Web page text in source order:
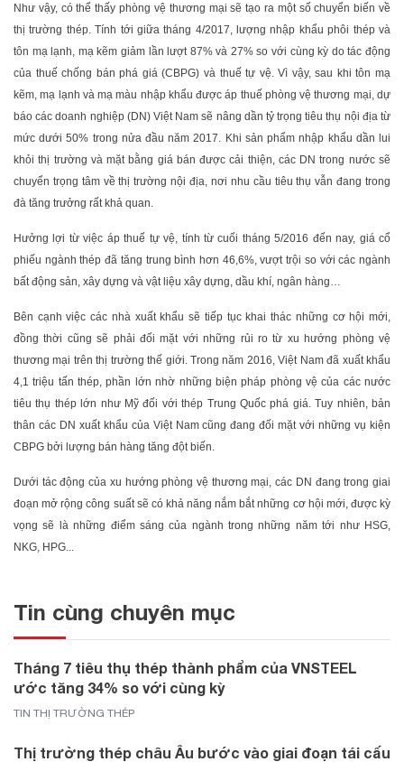
Như vậy, có thể thấy phòng vệ thương mại sẽ tạo ra một số chuyển biến về
thị trường thép. Tính tới giữa tháng 4/2017, lượng nhập khẩu phôi thép và
tôn mạ lạnh, mạ kẽm giảm lần lượt 87% và 27% so với cùng kỳ do tác động
của thuế chống bán phá giá (CBPG) và thuế tự vệ. Vì vậy, sau khi tôn mạ
kẽm, mạ lạnh và mạ màu nhập khẩu được áp thuế phòng vệ thương mại, dự
báo các doanh nghiệp (DN) Việt Nam sẽ nâng dần tỷ trọng tiêu thụ nội địa từ
mức dưới 50% trong nửa đầu năm 2017. Khi sản phẩm nhập khẩu dần lui
khỏi thị trường và mặt bằng giá bán được cải thiện, các DN trong nước sẽ
chuyển trọng tâm về thị trường nội địa, nơi nhu cầu tiêu thụ vẫn đang trong
đà tăng trưởng rất khả quan.
Hưởng lợi từ việc áp thuế tự vệ, tính từ cuối tháng 5/2016 đến nay, giá cổ
phiếu ngành thép đã tăng trung bình hơn 46,6%, vượt trội so với các ngành
bất động sản, xây dựng và vật liệu xây dựng, dầu khí, ngân hàng…
Bên cạnh việc các nhà xuất khẩu sẽ tiếp tục khai thác những cơ hội mới,
đồng thời cũng sẽ phải đối mặt với những rủi ro từ xu hướng phòng vệ
thương mại trên thị trường thế giới. Trong năm 2016, Việt Nam đã xuất khẩu
4,1 triệu tấn thép, phần lớn nhờ những biện pháp phòng vệ của các nước
tiêu thụ thép lớn như Mỹ đối với thép Trung Quốc phá giá. Tuy nhiên, bản
thân các DN xuất khẩu của Việt Nam cũng đang đối mặt với những vụ kiện
CBPG bởi lượng bán hàng tăng đột biến.
Dưới tác động của xu hướng phòng vệ thương mại, các DN đang trong giai
đoạn mở rộng công suất sẽ có khả năng nắm bắt những cơ hội mới, được kỳ
vọng sẽ là những điểm sáng của ngành trong những năm tới như HSG,
NKG, HPG...
Tin cùng chuyên mục
Tháng 7 tiêu thụ thép thành phẩm của VNSTEEL
ước tăng 34% so với cùng kỳ
TIN THỊ TRƯỜNG THÉP
Thị trường thép châu Âu bước vào giai đoạn tái cấu